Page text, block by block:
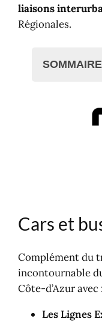
liaisons
Régionales.
SOMMAIRE
Cars et
Lignes
Cartes
Cars et
Complément du
incontournable
Côte-d’Azur avec :
Les Lignes